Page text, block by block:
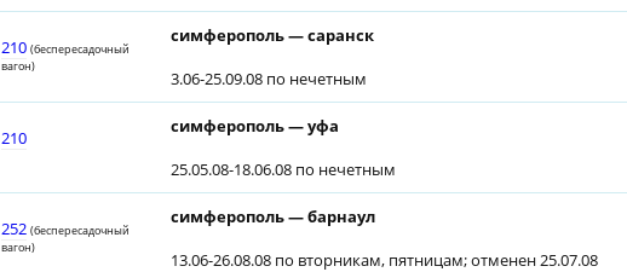
210 (беспересадочный
вагон)
симферополь — саранск
3.06-25.09.08 по нечетным
210
симферополь — уфа
25.05.08-18.06.08 по нечетным
252 (беспересадочный
вагон)
симферополь — барнаул
13.06-26.08.08 по вторникам, пятницам; отменен 25.07.08